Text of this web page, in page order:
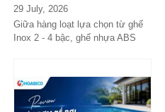
29 July, 2026
Giữa hàng loạt lựa chọn từ ghế
Inox 2 - 4 bậc, ghế nhựa ABS